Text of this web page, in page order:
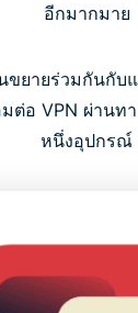
อีกมากมาย
ยายร่วมกันกับ
มต่อ VPN ผ่านท
หนึ่งอุปกรณ์